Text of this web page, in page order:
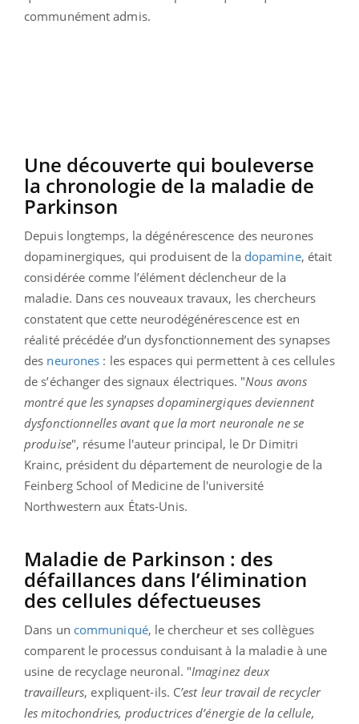
communément admis.
Une découverte qui bouleverse
la chronologie de la maladie de
Parkinson
Depuis longtemps, la dégénérescence des neurones
dopaminergiques, qui produisent de la dopamine, était
considérée comme l’élément déclencheur de la
maladie. Dans ces nouveaux travaux, les chercheurs
constatent que cette neurodégénérescence est en
réalité précédée d’un dysfonctionnement des synapses
des neurones : les espaces qui permettent à ces cellules
de s’échanger des signaux électriques. "Nous avons
montré que les synapses dopaminergiques deviennent
dysfonctionnelles avant que la mort neuronale ne se
produise", résume l'auteur principal, le Dr Dimitri
Krainc, président du département de neurologie de la
Feinberg School of Medicine de l'université
Northwestern aux États-Unis.
Maladie de Parkinson : des
défaillances dans l’élimination
des cellules défectueuses
Dans un communiqué, le chercheur et ses collègues
comparent le processus conduisant à la maladie à une
usine de recyclage neuronal. "Imaginez deux
travailleurs, expliquent-ils. C’est leur travail de recycler
les mitochondries, productrices d’énergie de la cellule,